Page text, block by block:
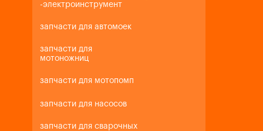
-электроинструмент
запчасти для автомоек
запчасти для
мотоножниц
запчасти для мотопомп
запчасти для насосов
запчасти для сварочных